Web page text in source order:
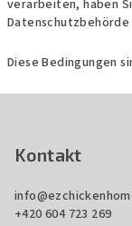
verarbeiten, haben
Diese Bedingungen
Kontakt
info@
+420 604 723 269